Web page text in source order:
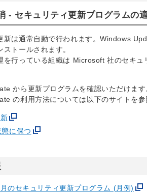
- セキュリティ更新プログラムの
新は通常自動で行われます。Windows
ストールされます。
を行っている組織は Microsoft 社のセキ
から更新プログラムを確認いただけま
の利用方法については以下のサイトを参
に保つ
のセキュリティ更新プログラム (月例)